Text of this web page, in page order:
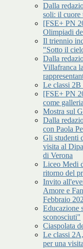
Dalla
soli: il cuore
[FSE+ PN
Olimpiadi
Il triennio
"Sotto il
Dalla
Villafranca
Le classi 2B
[FSE+ PN
come
Mostra sul
Dalla
con Paola
Gli studenti
visita al
di Verona
Liceo Medi
ritorno del
Invito
Amore e
Febbraio
Educazione
sconosciuti"
Ciaspolata
Le classi
per una